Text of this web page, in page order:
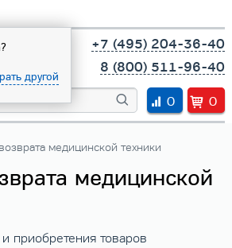
?
другой
+7 (495) 204-36-40
8 (800) 511-96-40
0
0
медицинской техники
медицинской
приобретения товаров